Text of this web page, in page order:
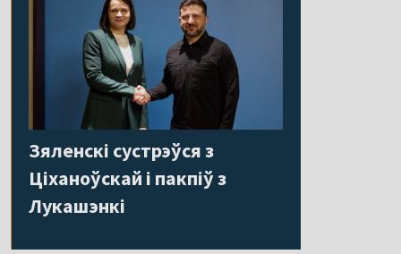
Зяленскі сустрэўся з
Ціханоўскай і пакпіў з
Лукашэнкі